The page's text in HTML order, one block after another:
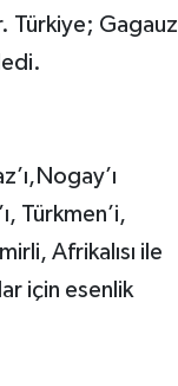
Türkiye; Gagauz
Türkmen’i,
Afrikalısı ile
için esenlik